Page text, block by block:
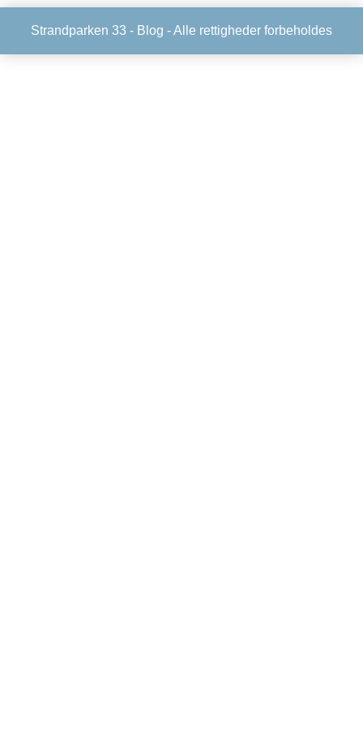
Strandparken 33 - Blog - Alle rettigheder forbeholdes